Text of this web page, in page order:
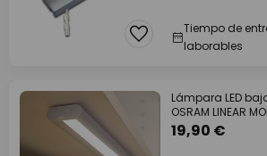
Tiempo de
laborables
Lámpara LED
OSRAM LINEAR
USB
19,90 €